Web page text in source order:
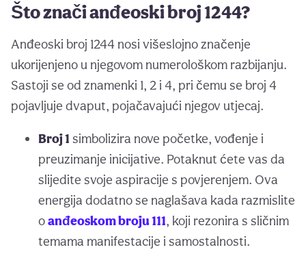
Što znači anđeoski broj 1244?
Anđeoski broj 1244 nosi višeslojno značenje
ukorijenjeno u njegovom numerološkom razbijanju.
Sastoji se od znamenki 1, 2 i 4, pri čemu se broj 4
pojavljuje dvaput, pojačavajući njegov utjecaj.
Broj 1 simbolizira nove početke, vođenje i
preuzimanje inicijative. Potaknut ćete vas da
slijedite svoje aspiracije s povjerenjem. Ova
energija dodatno se naglašava kada razmislite
oanđeoskom broju 111, koji rezonira s sličnim
temama manifestacije i samostalnosti.